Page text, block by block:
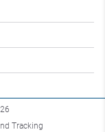
Tracking